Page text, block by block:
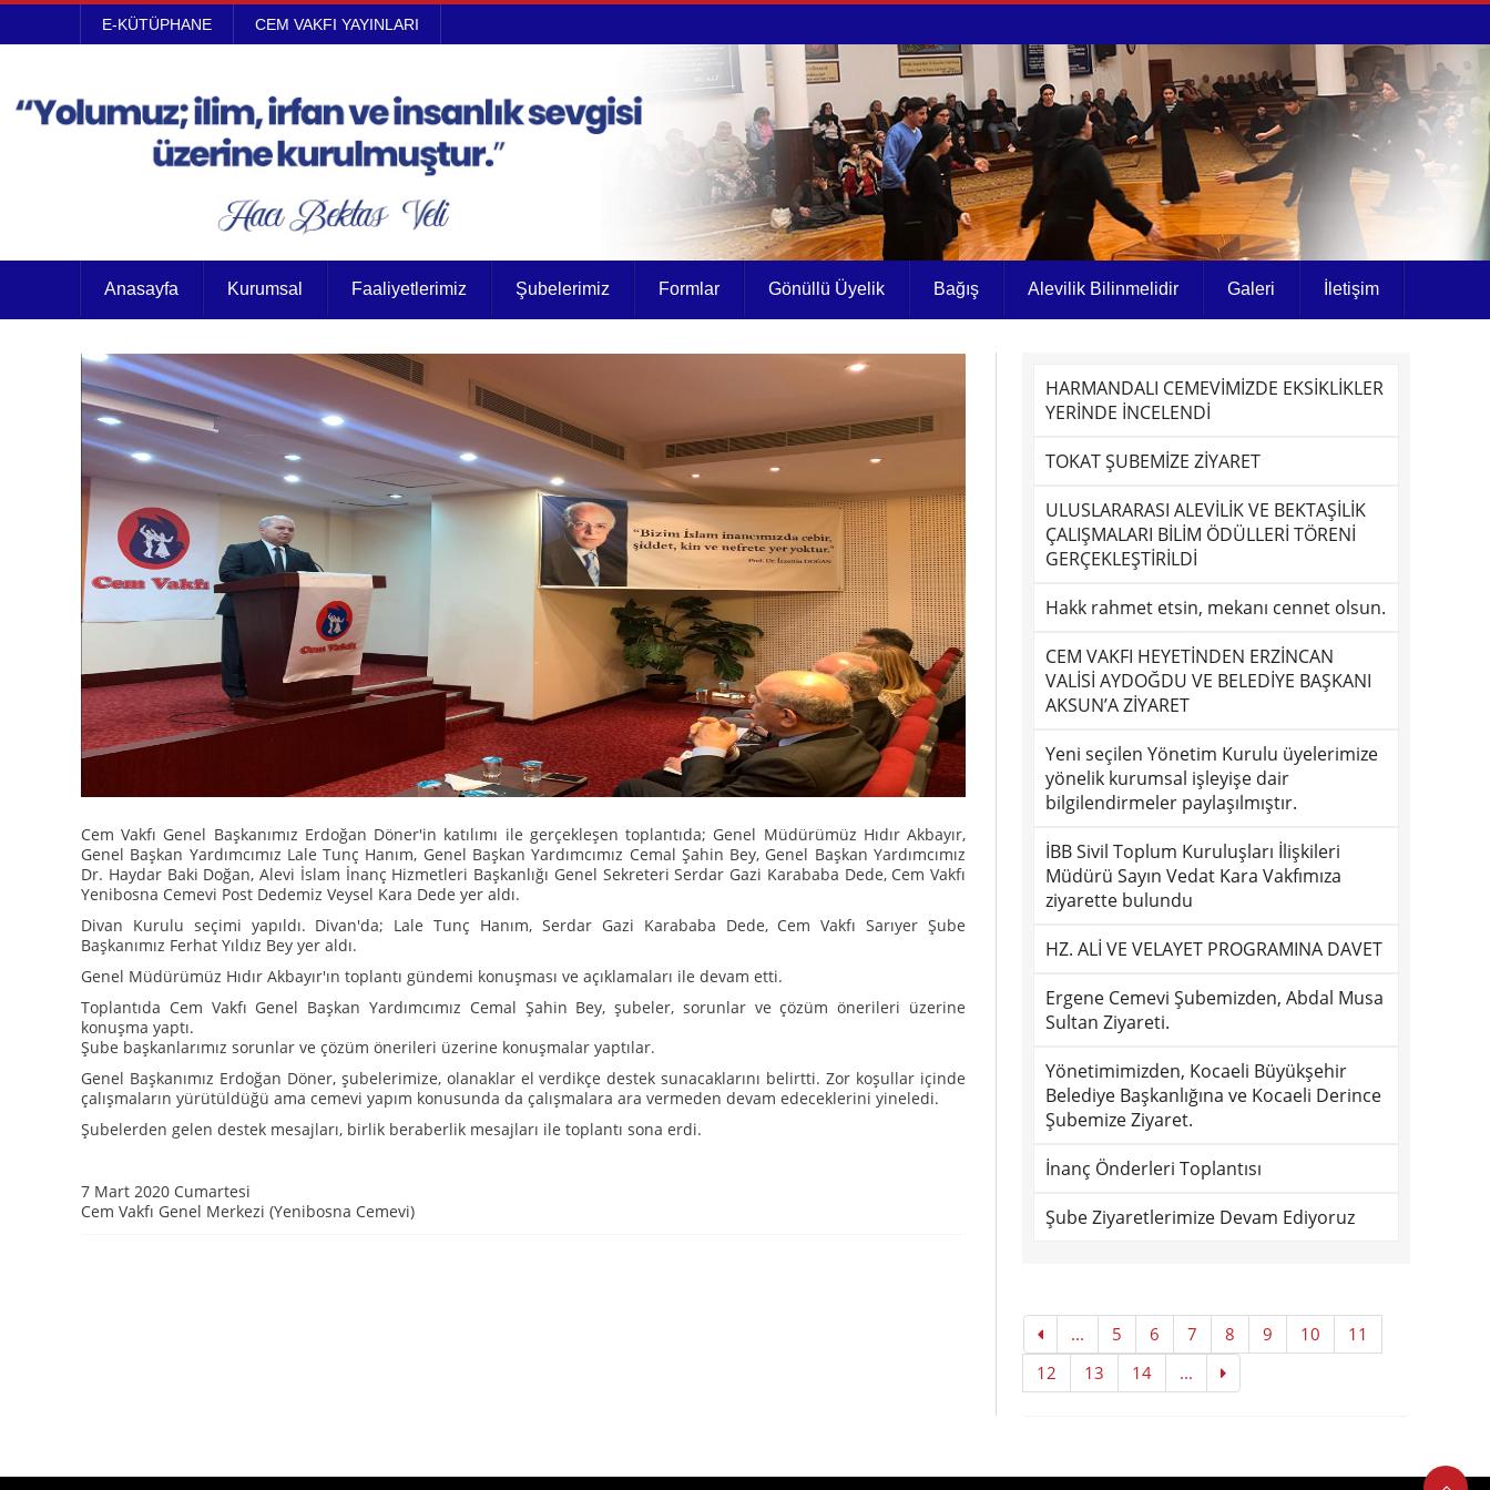
E-KÜTÜPHANE CEM VAKFI YAYINLARI
Anasayfa Kurumsal Faaliyetlerimiz Şubelerimiz Formlar Gönüllü Üyelik Bağış Alevilik Bilinmelidir Galeri İletişim
Cem Vakfı Genel Başkanımız Erdoğan Döner'in katılımı ile gerçekleşen toplantıda; Genel Müdürümüz Hıdır Akbayır,
Genel Başkan Yardımcımız Lale Tunç Hanım, Genel Başkan Yardımcımız Cemal Şahin Bey, Genel Başkan Yardımcımız
Dr. Haydar Baki Doğan, Alevi İslam İnanç Hizmetleri Başkanlığı Genel Sekreteri Serdar Gazi Karababa Dede, Cem Vakfı
Yenibosna Cemevi Post Dedemiz Veysel Kara Dede yer aldı.
Divan Kurulu seçimi yapıldı. Divan'da; Lale Tunç Hanım, Serdar Gazi Karababa Dede, Cem Vakfı Sarıyer Şube
Başkanımız Ferhat Yıldız Bey yer aldı.
Genel Müdürümüz Hıdır Akbayır'ın toplantı gündemi konuşması ve açıklamaları ile devam etti.
Toplantıda Cem Vakfı Genel Başkan Yardımcımız Cemal Şahin Bey, şubeler, sorunlar ve çözüm önerileri üzerine
konuşma yaptı.
Şube başkanlarımız sorunlar ve çözüm önerileri üzerine konuşmalar yaptılar.
Genel Başkanımız Erdoğan Döner, şubelerimize, olanaklar el verdikçe destek sunacaklarını belirtti. Zor koşullar içinde
çalışmaların yürütüldüğü ama cemevi yapım konusunda da çalışmalara ara vermeden devam edeceklerini yineledi.
Şubelerden gelen destek mesajları, birlik beraberlik mesajları ile toplantı sona erdi.
7 Mart 2020 Cumartesi
Cem Vakfı Genel Merkezi (Yenibosna Cemevi)
HARMANDALI CEMEVİMİZDE EKSİKLİKLER
YERİNDE İNCELENDİ
TOKAT ŞUBEMİZE ZİYARET
ULUSLARARASI ALEVİLİK VE BEKTAŞİLİK
ÇALIŞMALARI BİLİM ÖDÜLLERİ TÖRENİ
GERÇEKLEŞTİRİLDİ
Hakk rahmet etsin, mekanı cennet olsun.
CEM VAKFI HEYETİNDEN ERZİNCAN
VALİSİ AYDOĞDU VE BELEDİYE BAŞKANI
AKSUN’A ZİYARET
Yeni seçilen Yönetim Kurulu üyelerimize
yönelik kurumsal işleyişe dair
bilgilendirmeler paylaşılmıştır.
İBB Sivil Toplum Kuruluşları İlişkileri
Müdürü Sayın Vedat Kara Vakfımıza
ziyarette bulundu
HZ. ALİ VE VELAYET PROGRAMINA DAVET
Ergene Cemevi Şubemizden, Abdal Musa
Sultan Ziyareti.
Yönetimimizden, Kocaeli Büyükşehir
Belediye Başkanlığına ve Kocaeli Derince
Şubemize Ziyaret.
İnanç Önderleri Toplantısı
Şube Ziyaretlerimize Devam Ediyoruz
... 5 6 7 8 9 10
11
12
13 14 ...